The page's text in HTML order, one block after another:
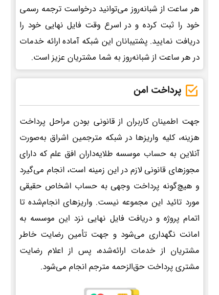
هر ساعت از شبانه‌روز می‌توانید درخواست ترجمه رسمی
خود را ثبت کرده و در اسرع وقت فایل نهایی خود را
دریافت نمایید. پشتیبانان این شبکه آماده ارائه خدمات
در هر ساعت از شبانه‌روز به شما مشتریان عزیز است.
پرداخت امن
جهت اطمینان کاربران از قانونی بودن مراحل پرداخت
هزینه، کلیه واریزها در شبکه مترجمین اشراق به‌صورت
آنلاین به حساب موسسه طلایه‌داران افق علم که دارای
مجوزهای قانونی لازم در این زمینه است، انجام می‌گیرد
و هیچ‌گونه پرداخت وجهی به حساب اشخاص حقیقی
مورد تائید این مجموعه نیست. واریزهای انجام‌شده تا
اتمام پروژه و دریافت فایل نهایی نزد این موسسه به
امانت نگهداری می‌شود و جهت تأمین رضایت خاطر
مشتریان از خدمات ارائه‌شده، پس از اعلام رضایت
مشتری پرداخت حق‌الزحمه مترجم انجام می‌شود.